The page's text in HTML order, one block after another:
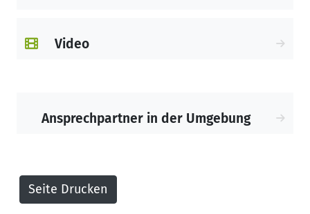
Homburg
Video
Ansprechpartner in der Umgebung